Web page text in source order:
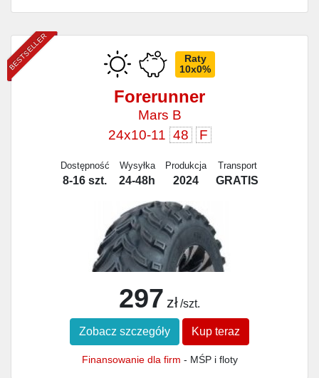
BESTSELLER
Raty
10x0%
Forerunner
Mars B
24x10-11 48 F
Dostępność
8-16 szt.
Wysyłka
24-48h
Produkcja
2024
Transport
GRATIS
297 zł /szt.
Zobacz szczegóły Kup teraz
Finansowanie dla firm - MŚP i floty